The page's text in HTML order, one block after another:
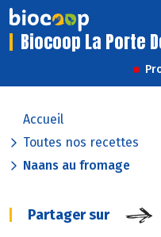
Biocoop La Porte
Accueil
Toutes nos recettes
Naans au fromage
Partager sur